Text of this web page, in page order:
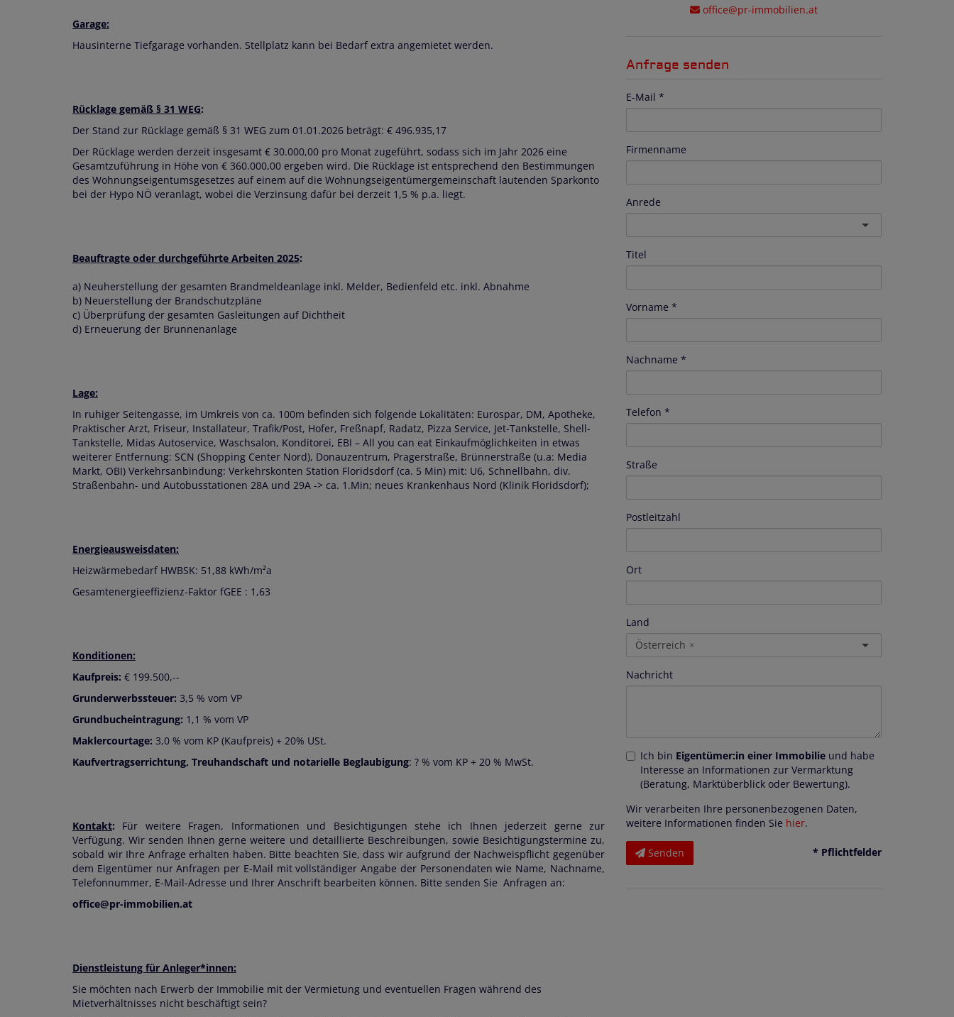
Garage:
Hausinterne Tiefgarage vorhanden. Stellplatz kann bei Bedarf extra angemietet werden.
Rücklage gemäß § 31 WEG:
Der Stand zur Rücklage gemäß § 31 WEG zum 01.01.2026 beträgt: € 496.935,17
Der Rücklage werden derzeit insgesamt € 30.000,00 pro Monat zugeführt, sodass sich im Jahr 2026 eine
Gesamtzuführung in Höhe von € 360.000,00 ergeben wird. Die Rücklage ist entsprechend den Bestimmungen
des Wohnungseigentumsgesetzes auf einem auf die Wohnungseigentümergemeinschaft lautenden Sparkonto
bei der Hypo NÖ veranlagt, wobei die Verzinsung dafür bei derzeit 1,5 % p.a. liegt.
Beauftragte oder durchgeführte Arbeiten 2025:
a) Neuherstellung der gesamten Brandmeldeanlage inkl. Melder, Bedienfeld etc. inkl. Abnahme
b) Neuerstellung der Brandschutzpläne
c) Überprüfung der gesamten Gasleitungen auf Dichtheit
d) Erneuerung der Brunnenanlage
Lage:
In ruhiger Seitengasse, im Umkreis von ca. 100m befinden sich folgende Lokalitäten: Eurospar, DM, Apotheke,
Praktischer Arzt, Friseur, Installateur, Trafik/Post, Hofer, Freßnapf, Radatz, Pizza Service, Jet-Tankstelle, Shell-
Tankstelle, Midas Autoservice, Waschsalon, Konditorei, EBI – All you can eat Einkaufmöglichkeiten in etwas
weiterer Entfernung: SCN (Shopping Center Nord), Donauzentrum, Pragerstraße, Brünnerstraße (u.a: Media
Markt, OBI) Verkehrsanbindung: Verkehrskonten Station Floridsdorf (ca. 5 Min) mit: U6, Schnellbahn, div.
Straßenbahn- und Autobusstationen 28A und 29A -> ca. 1.Min; neues Krankenhaus Nord (Klinik Floridsdorf);
Energieausweisdaten:
Heizwärmebedarf HWBSK: 51,88 kWh/m²a
Gesamtenergieeffizienz-Faktor fGEE : 1,63
Konditionen:
Kaufpreis: € 199.500,--
Grunderwerbssteuer: 3,5 % vom VP
Grundbucheintragung: 1,1 % vom VP
Maklercourtage: 3,0 % vom KP (Kaufpreis) + 20% USt.
Kaufvertragserrichtung, Treuhandschaft und notarielle Beglaubigung: ? % vom KP + 20 % MwSt.
Kontakt: Für weitere Fragen, Informationen und Besichtigungen stehe ich Ihnen jederzeit gerne zur
Verfügung. Wir senden Ihnen gerne weitere und detaillierte Beschreibungen, sowie Besichtigungstermine zu,
sobald wir Ihre Anfrage erhalten haben. Bitte beachten Sie, dass wir aufgrund der Nachweispflicht gegenüber
dem Eigentümer nur Anfragen per E-Mail mit vollständiger Angabe der Personendaten wie Name, Nachname,
Telefonnummer, E-Mail-Adresse und Ihrer Anschrift bearbeiten können. Bitte senden Sie Anfragen an:
office@pr-immobilien.at
Dienstleistung für Anleger*innen:
Sie möchten nach Erwerb der Immobilie mit der Vermietung und eventuellen Fragen während des
Mietverhältnisses nicht beschäftigt sein?
office@pr-immobilien.at
Anfrage senden
E-Mail
Firmenname
Anrede
Titel
Vorname
Nachname
Telefon
Straße
Postleitzahl
Ort
Land
Österreich ×
Nachricht
Ich bin Eigentümer:in einer Immobilie und habe
Interesse an Informationen zur Vermarktung
(Beratung, Marktüberblick oder Bewertung).
Wir verarbeiten Ihre personenbezogenen Daten,
weitere Informationen finden Sie hier.
Senden * Pflichtfelder